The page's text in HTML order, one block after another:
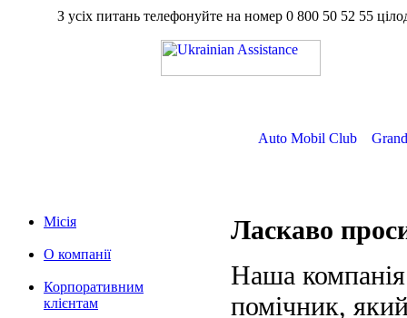
З усіх питань телефонуйте на номер 0 800 50 52 55
Auto Mobil Club
Місія
О компанії
Корпоративним
клієнтам
Ласкаво
Наша
помічник,